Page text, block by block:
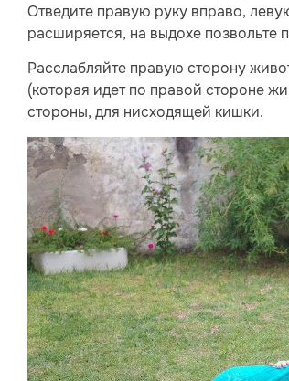
Отведите правую руку вправо,
расширяется, на выдохе позвольте
Расслабляйте правую сторону
(которая идет по правой стороне
стороны, для нисходящей кишки.